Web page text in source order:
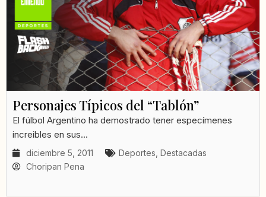
Personajes Típicos del “Tablón”
El fúlbol Argentino ha demostrado tener especímenes
increibles en sus...
diciembre 5, 2011 Deportes Destacadas
Choripan Pena